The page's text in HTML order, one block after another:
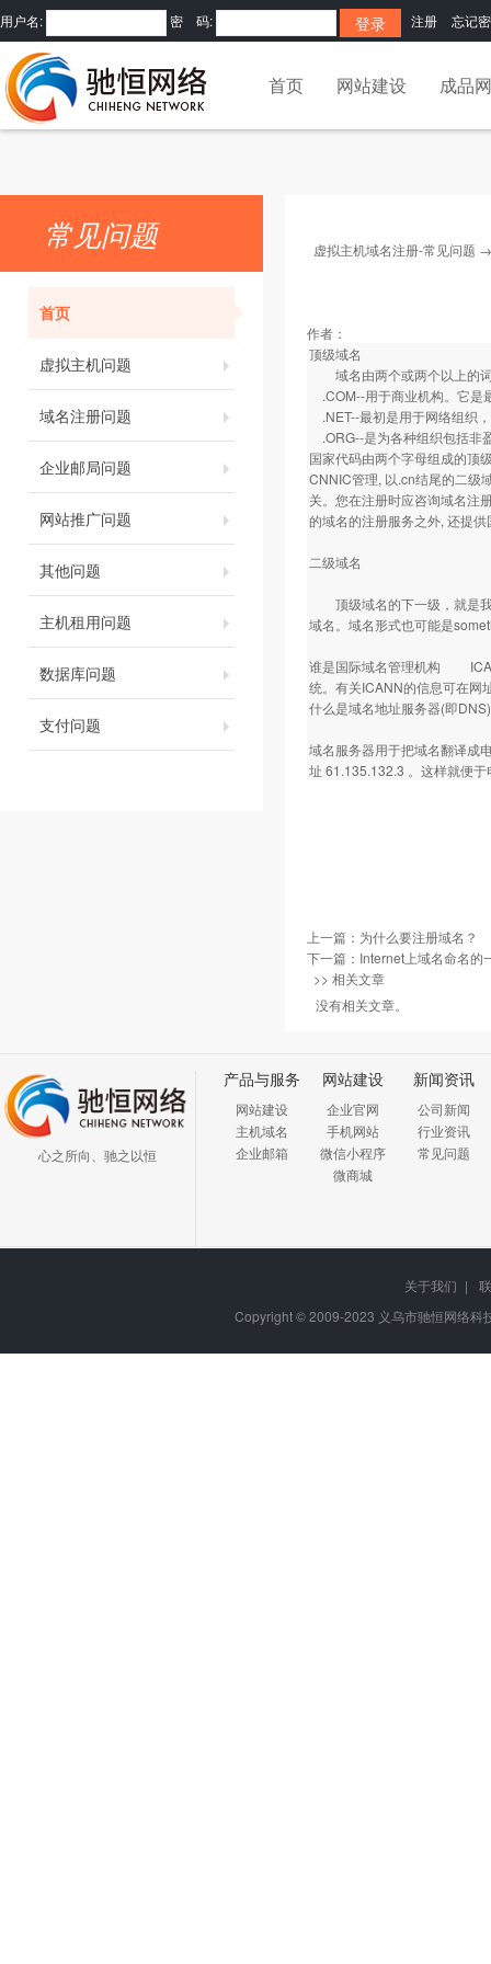
用户名: 密 码: 注册 忘记
首页 网站建设 成品
常见问题
首页
虚拟主机问题
域名注册问题
企业邮局问题
网站推广问题
其他问题
主机租用问题
数据库问题
支付问题
虚拟主机域名注册-常见问题
作者：
顶级域名
域名由两个或两个以上的词
.COM--用于商业机构。它是
.NET--最初是用于网络组织
.ORG--是为各种组织包括非
国家代码由两个字母组成的顶
CNNIC管理, 以.cn结尾的二级
关。您在注册时应咨询域名注
的域名的注册服务之外, 还提
二级域名
顶级域名的下一级，就是我
域名。域名形式也可能是
谁是国际域名管理机构
统。有关ICANN的信息可在网
什么是域名地址服务器(即DNS)
域名服务器用于把域名翻译成
址 61.135.132.3 。这样就便
上一篇： 为什么要注册域名？
下一篇： Internet上域名命名的
>> 相关文章
没有相关文章。
心之所向、驰之以恒
产品与服务
网站建设
主机域名
企业邮箱
网站建设
企业官网
手机网站
微信小程序
微商城
新闻资讯
公司新闻
行业资讯
常见问题
关于我们 |
Copyright © 2009-2023 义乌市驰恒网络科